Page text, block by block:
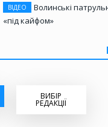
ВІДЕО
Волинські
«під кайфом»
ВИБІР
РЕДАКЦІЇ